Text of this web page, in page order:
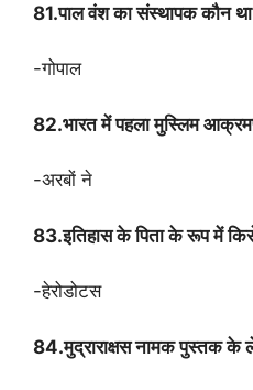
81.पाल वंश का संस्थापक कौन
-गोपाल
82.भारत में पहला मुस्लिम
-अरबों ने
83.इतिहास के पिता के रूप में
-हेरोडोटस
84.मुद्राराक्षस नामक पुस्तक